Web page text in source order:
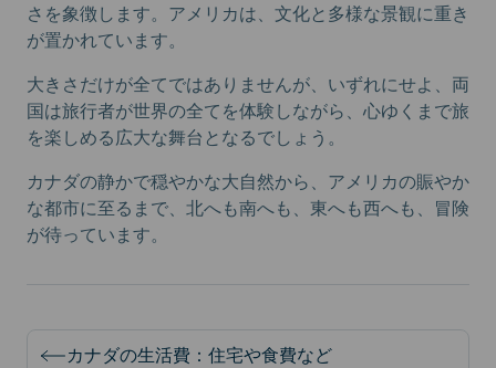
さを象徴します。アメリカは、文化と多様な景観に重き
が置かれています。
大きさだけが全てではありませんが、いずれにせよ、両
国は旅行者が世界の全てを体験しながら、心ゆくまで旅
を楽しめる広大な舞台となるでしょう。
カナダの静かで穏やかな大自然から、アメリカの賑やか
な都市に至るまで、北へも南へも、東へも西へも、冒険
が待っています。
カナダの生活費：住宅や食費など